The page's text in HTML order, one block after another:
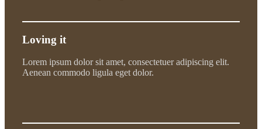
Loving it
Lorem ipsum dolor sit amet, consectetuer adipiscing elit.
Aenean commodo ligula eget dolor.